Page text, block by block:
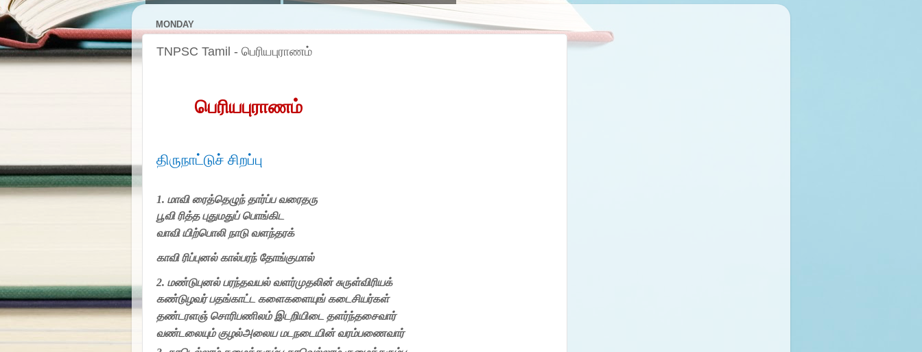
MONDAY
TNPSC Tamil - பெரியபுராணம்
பெரியபுராணம்
திருநாட்டுச் சிறப்பு
1. மாவி ரைத்தெழுந் தார்ப்ப வரைதரு
பூவி ரித்த புதுமதுப் பொங்கிட
வாவி யிற்பொலி நாடு வளந்தரக்
காவி ரிப்புனல் கால்பரந் தோங்குமால்
2. மண்டுபுனல் பரந்தவயல் வளர்முதலின் சுருள்விரியக்
கண்டுழவர் பதங்காட்ட களைகளையுங் கடைசியர்கள்
தண்டரளஞ் சொரிபணிலம் இடறியிடை தளர்ந்தசைவார்
வண்டலையும் குழல்அலைய மடநடையின் வரம்பணைவார்